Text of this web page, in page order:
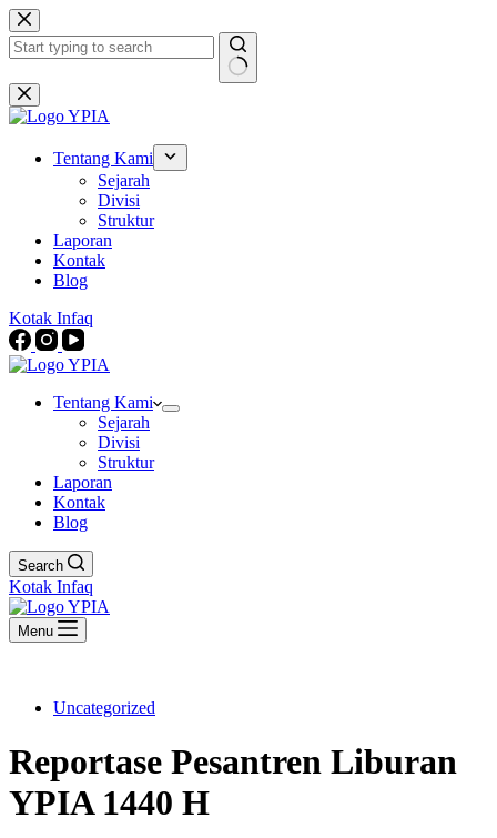
Skip
to
content
No
results
Tentang Kami
Sejarah
Divisi
Struktur
Laporan
Kontak
Blog
Kotak Infaq
Tentang Kami
Sejarah
Divisi
Struktur
Laporan
Kontak
Blog
Search
Kotak Infaq
Menu
Uncategorized
Reportase Pesantren Liburan
YPIA 1440 H